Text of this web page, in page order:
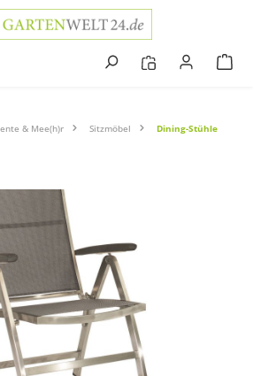
& Mee(h)r Sitzmöbel Dining-Stühle